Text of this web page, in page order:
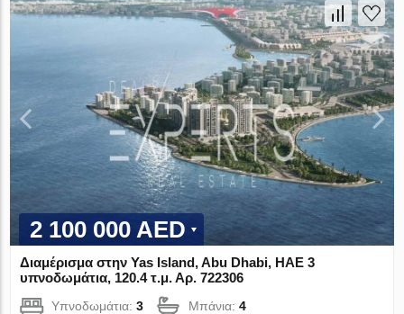
2 100 000 AED
Διαμέρισμα στην Yas Island, Abu Dhabi, ΗΑΕ 3
υπνοδωμάτια, 120.4 τ.μ. Αρ. 722306
Υπνοδωμάτια:3 Μπάνια:4